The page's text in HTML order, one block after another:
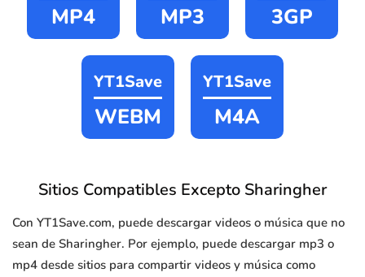
MP4 MP3 3GP
YT1Save
WEBM
YT1Save
M4A
Sitios Compatibles Excepto Sharingher
Con YT1Save.com, puede descargar videos o música que no
sean de Sharingher. Por ejemplo, puede descargar mp3 o
mp4 desde sitios para compartir videos y música como